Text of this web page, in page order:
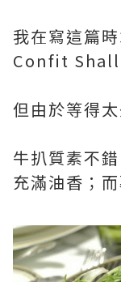
我在寫這篇
Confit
但由於等得
牛扒質素不
充滿油香；